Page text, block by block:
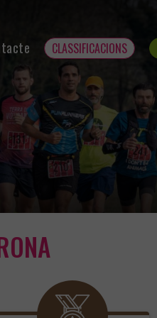
CLASSIFICACIONS